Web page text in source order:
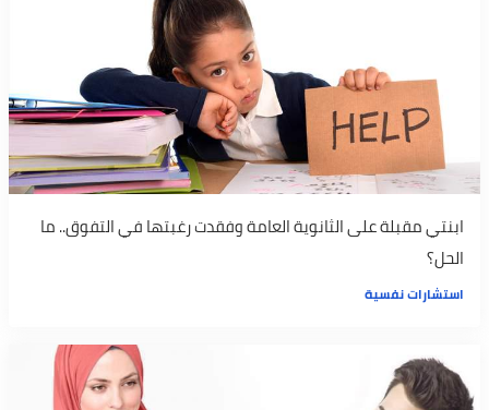
ابنتي مقبلة على الثانوية العامة وفقدت رغبتها في التفوق.. ما
الحل؟
استشارات نفسية